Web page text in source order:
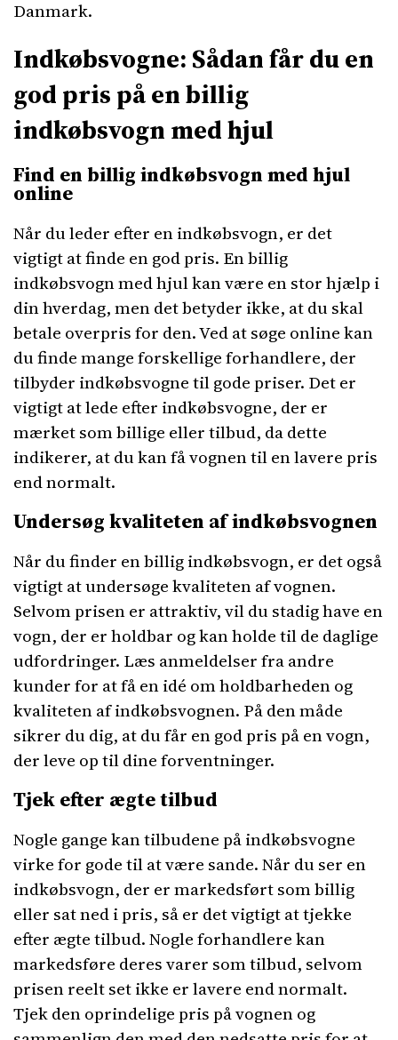
Danmark.
Indkøbsvogne: Sådan får du en
god pris på en billig
indkøbsvogn med hjul
Find en billig indkøbsvogn med hjul
online
Når du leder efter en indkøbsvogn, er det
vigtigt at finde en god pris. En billig
indkøbsvogn med hjul kan være en stor hjælp i
din hverdag, men det betyder ikke, at du skal
betale overpris for den. Ved at søge online kan
du finde mange forskellige forhandlere, der
tilbyder indkøbsvogne til gode priser. Det er
vigtigt at lede efter indkøbsvogne, der er
mærket som billige eller tilbud, da dette
indikerer, at du kan få vognen til en lavere pris
end normalt.
Undersøg kvaliteten af indkøbsvognen
Når du finder en billig indkøbsvogn, er det også
vigtigt at undersøge kvaliteten af vognen.
Selvom prisen er attraktiv, vil du stadig have en
vogn, der er holdbar og kan holde til de daglige
udfordringer. Læs anmeldelser fra andre
kunder for at få en idé om holdbarheden og
kvaliteten af indkøbsvognen. På den måde
sikrer du dig, at du får en god pris på en vogn,
der leve op til dine forventninger.
Tjek efter ægte tilbud
Nogle gange kan tilbudene på indkøbsvogne
virke for gode til at være sande. Når du ser en
indkøbsvogn, der er markedsført som billig
eller sat ned i pris, så er det vigtigt at tjekke
efter ægte tilbud. Nogle forhandlere kan
markedsføre deres varer som tilbud, selvom
prisen reelt set ikke er lavere end normalt.
Tjek den oprindelige pris på vognen og